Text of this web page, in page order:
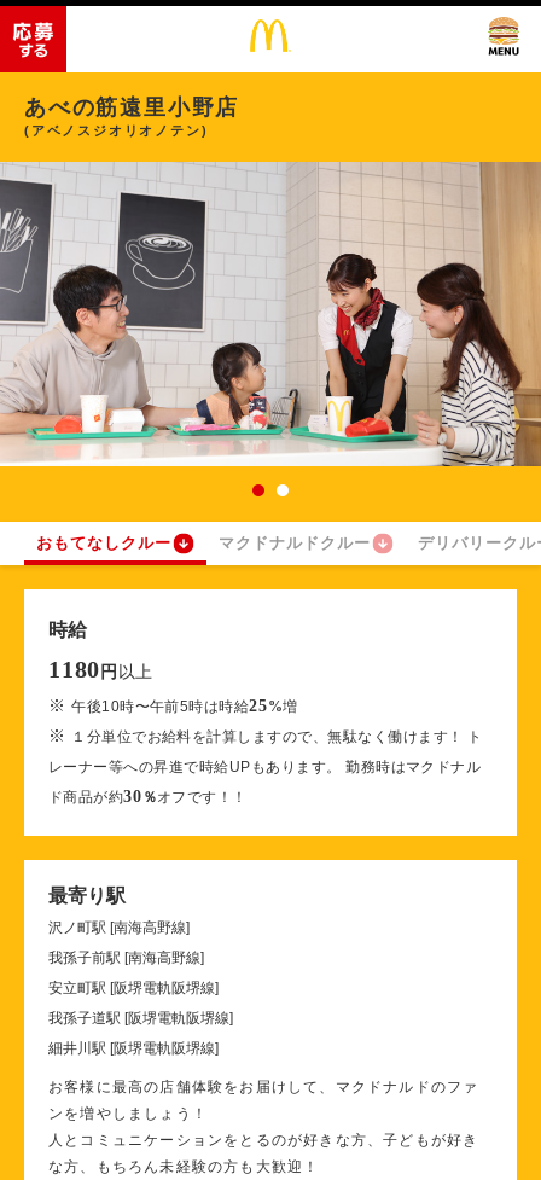
あべの筋遠里小野店
(アベノスジオリオノテン)
おもてなしクルー マクドナルドクルー デリバリークル
時給
1180 円 以上
※午後10時〜午前5時は時給25%増
※
１分単位でお給料を計算しますので、無駄なく働けます！ ト
レーナー等への昇進で時給UPもあります。 勤務時はマクドナル
ド商品が約30 ％オフです！！
最寄り駅
沢ノ町駅 [南海高野線]
我孫子前駅 [南海高野線]
安立町駅 [阪堺電軌阪堺線]
我孫子道駅 [阪堺電軌阪堺線]
細井川駅 [阪堺電軌阪堺線]
お客様に最高の店舗体験をお届けして、マクドナルドのファ
ンを増やしましょう！
人とコミュニケーションをとるのが好きな方、子どもが好き
な方、もちろん未経験の方も大歓迎！